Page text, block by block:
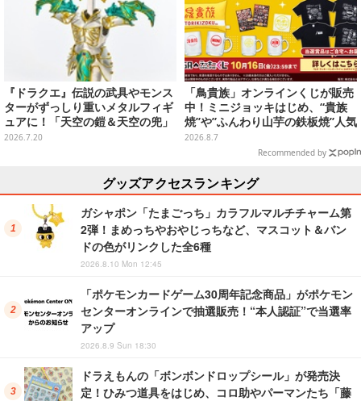
『ドラクエ』伝説の武具やモンス
ターがずっしり重いメタルフィギ
ュアに！「天空の鎧＆天空の兜」
など全7種類
2026.7.20
「鳥貴族」オンラインくじが販売
中！ミニジョッキはじめ、“貴族
焼”や”ふんわり山芋の鉄板焼”人気
メニューTシャツなどラインナッ
2026.8.7
Recommended by
グッズアクセスランキング
ガシャポン「たまごっち」カラフルマルチチャーム第
2弾！まめっちやおやじっちなど、マスコット＆バン
ドの色がリンクした全6種
2026.8.10 Mon 12:45
「ポケモンカードゲーム30周年記念商品」がポケモン
センターオンラインで抽選販売！“本人認証”で当選率
アップ
2026.8.9 Sun 18:30
ドラえもんの「ボンボンドロップシール」が発売決
定！ひみつ道具をはじめ、コロ助やパーマンたち「藤